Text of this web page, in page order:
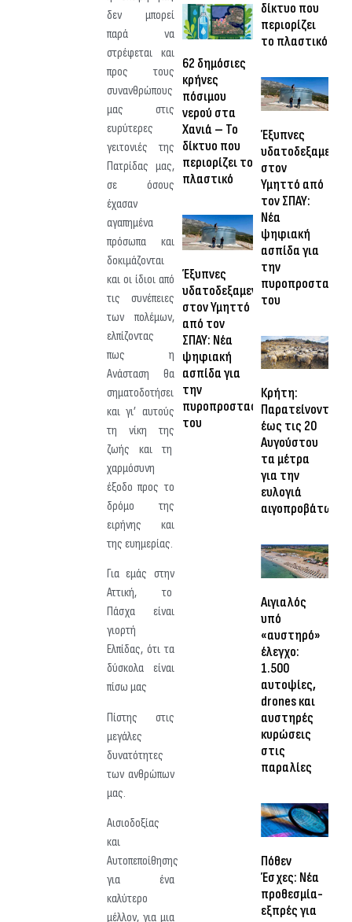
δεν μπορεί
παρά να
στρέφεται και
προς τους
συνανθρώπους
μας στις
ευρύτερες
γειτονιές της
Πατρίδας μας,
σε όσους
έχασαν
αγαπημένα
πρόσωπα και
δοκιμάζονται
και οι ίδιοι από
τις συνέπειες
των πολέμων,
ελπίζοντας
πως η
Ανάσταση θα
σηματοδοτήσει
και γι’ αυτούς
τη νίκη της
ζωής και τη
χαρμόσυνη
έξοδο προς το
δρόμο της
ειρήνης και
της ευημερίας.
Για εμάς στην
Αττική, το
Πάσχα είναι
γιορτή
Ελπίδας, ότι τα
δύσκολα είναι
πίσω μας
Πίστης στις
μεγάλες
δυνατότητες
των ανθρώπων
μας.
Αισιοδοξίας
και
Αυτοπεποίθησης
για ένα
καλύτερο
μέλλον, για μια
62 δημόσιες
κρήνες
πόσιμου
νερού στα
Χανιά – Το
δίκτυο που
περιορίζει το
πλαστικό
Έξυπνες
υδατοδεξαμενές
στον Υμηττό
από τον
ΣΠΑΥ: Νέα
ψηφιακή
ασπίδα για
την
πυροπροστασία
του
δίκτυο που
περιορίζει
το πλαστικό
Έξυπνες
υδατοδεξαμενές
στον
Υμηττό από
τον ΣΠΑΥ:
Νέα
ψηφιακή
ασπίδα για
την
πυροπροστασία
του
Κρήτη:
Παρατείνονται
έως τις 20
Αυγούστου
τα μέτρα
για την
ευλογιά
αιγοπροβάτων
Αιγιαλός
υπό
«αυστηρό»
έλεγχο:
1.500
αυτοψίες,
drones και
αυστηρές
κυρώσεις
στις
παραλίες
Πόθεν
Έσχες: Νέα
προθεσμία-
εξπρές για